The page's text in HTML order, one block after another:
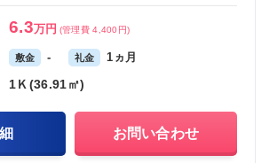
6.3万円 (管理費 4,400円)
敷金 - 礼金 1ヵ月
1Ｋ(36.91㎡)
お問い合わせ